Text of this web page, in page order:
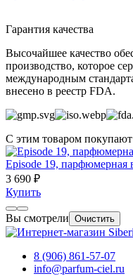
Гарантия качества
Высочайшее качество
производство, которое
международным
внесено в реестр FDA.
С этим товаром покупают
Episode 19, парфюмерная
3 690 ₽
Купить
Вы смотрели Очистить
8 (906) 861-57-07
info@parfum-ciel.ru